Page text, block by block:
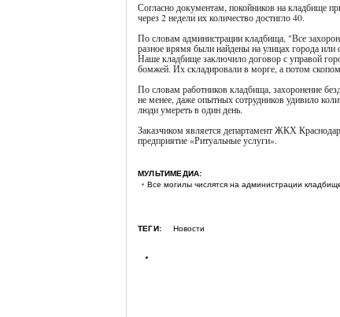
Согласно документам, покойников на кладбище
через 2 недели их количество достигло 40.
По словам администрации кладбища, "Все
разное врямя были найдены на улицах города
Наше кладбище заключило договор с управой
бомжей. Их складировали в морге, а потом
По словам работников кладбища, захоронение
не менее, даже опытных сотрудников удивило
люди умереть в один день.
Заказчиком является департамент ЖКХ
предприятие «Ритуальные услуги».
МУЛЬТИМЕДИА:
Все могилы числятся на администрации
ТЕГИ: Новости